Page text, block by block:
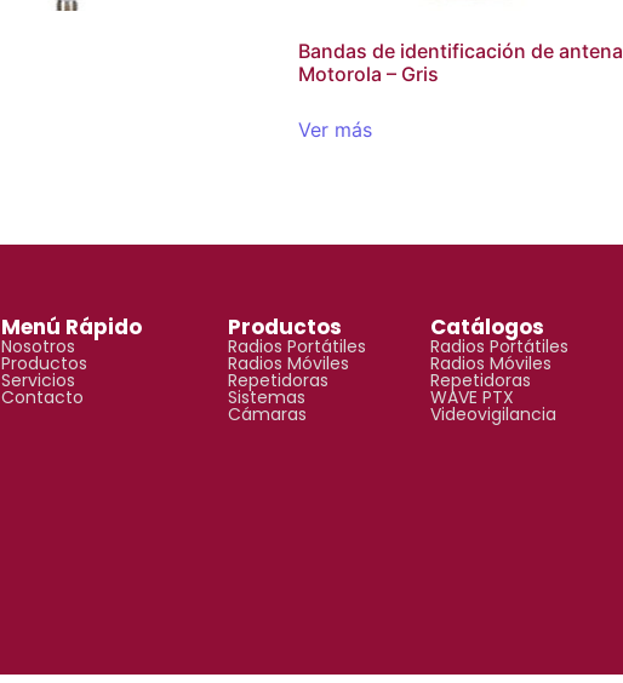
Bandas de identificación de antena
Motorola – Gris
Ver más
Menú Rápido
Nosotros
Productos
Servicios
Contacto
Productos
Radios Portátiles
Radios Móviles
Repetidoras
Sistemas
Cámaras
Catálogos
Radios Portátiles
Radios Móviles
Repetidoras
WAVE PTX
Videovigilancia